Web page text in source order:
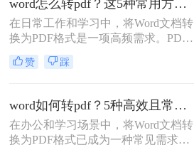
重要报告、学术论文或投标文件时，
排版错位不仅影响美观，更可能让专
业形象大打折扣。那么word转pdf排版
错位怎么办？本文结合多年办公实战
经验，整理出5种经过验证的有效方
word怎么转pdf？这5种常用方法了解一下！
在日常工作和学习中，将Word文档转
换为PDF格式是一项高频需求。PDF
格式以其格式固定、兼容性强的特
点，成为文件共享和打印的首选。那
Word转PDF的常用方法，帮助您高效
完成转换任务。
赞 踩
word如何转pdf？5种高效且常用方法详解！
在办公和学习场景中，将Word文档转
换为PDF格式已成为一种常见需求。